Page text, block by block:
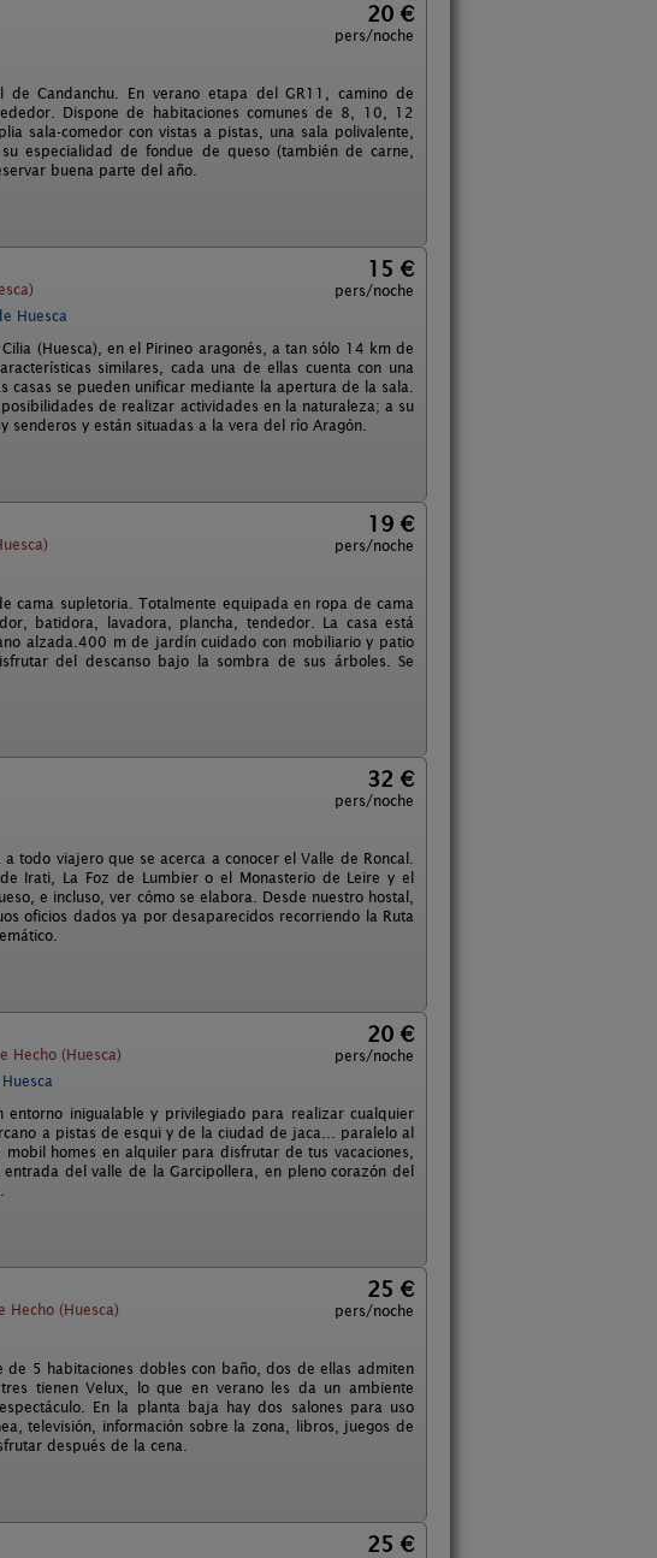
20 €
pers/noche
Candanchu. En verano etapa del GR11, camino de
Dispone de habitaciones comunes de 8, 10, 12
sala-comedor con vistas a pistas, una sala polivalente,
especialidad de fondue de queso (también de carne,
buena parte del año.
15 €
pers/noche
Huesca
(Huesca), en el Pirineo aragonés, a tan sólo 14 km de
similares, cada una de ellas cuenta con una
se pueden unificar mediante la apertura de la sala.
de realizar actividades en la naturaleza; a su
y están situadas a la vera del río Aragón.
19 €
pers/noche
cama supletoria. Totalmente equipada en ropa de cama
batidora, lavadora, plancha, tendedor. La casa está
alzada.400 m de jardín cuidado con mobiliario y patio
del descanso bajo la sombra de sus árboles. Se
32 €
pers/noche
todo viajero que se acerca a conocer el Valle de Roncal.
Irati, La Foz de Lumbier o el Monasterio de Leire y el
e incluso, ver cómo se elabora. Desde nuestro hostal,
oficios dados ya por desaparecidos recorriendo la Ruta
Hecho (Huesca)
20 €
pers/noche
inigualable y privilegiado para realizar cualquier
a pistas de esqui y de la ciudad de jaca... paralelo al
homes en alquiler para disfrutar de tus vacaciones,
del valle de la Garcipollera, en pleno corazón del
Hecho (Huesca)
25 €
pers/noche
5 habitaciones dobles con baño, dos de ellas admiten
tienen Velux, lo que en verano les da un ambiente
En la planta baja hay dos salones para uso
televisión, información sobre la zona, libros, juegos de
después de la cena.
25 €